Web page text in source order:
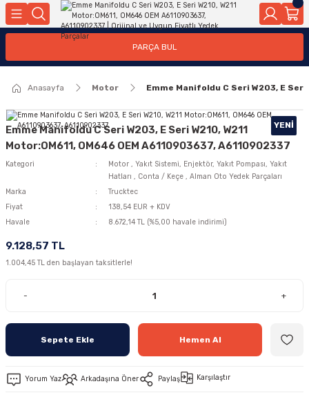
Geri Dön
Geri Dön
Geri Dön
Yakıt Pompası, Yakıt Hatları
Motor Elektrik
Ateşleme Buji Bobin Buji Kablosu
Geri Dön
Geri Dön
Geri Dön
Kollar
Geri Dön
Geri Dön
Ön Arka
Geri Dön
PARÇA BUL
Anasayfa Motor Emme Manifoldu C Seri W203, E Seri
YENI
Emme Manifoldu C Seri W203, E Seri W210, W211
Motor:OM611, OM646 OEM A6110903637, A6110902337
Kategori Motor , Yakıt Sistemi, Enjektör, Yakıt Pompası, Yakıt
Hatları , Conta / Keçe , Alman Oto Yedek Parçaları
Marka
Trucktec
Fiyat
138,54 EUR + KDV
Havale
8.672,14 TL (%5,00 havale indirimi)
9.128,57 TL
1.004,45 TL den başlayan taksitlerle!
- +
Sepete Ekle Hemen Al
Yorum Yaz Arkadaşına Öner Paylaş Karşılaştır